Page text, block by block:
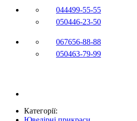
044499-55-55
050446-23-50
067656-88-88
050463-79-99
Категорії: